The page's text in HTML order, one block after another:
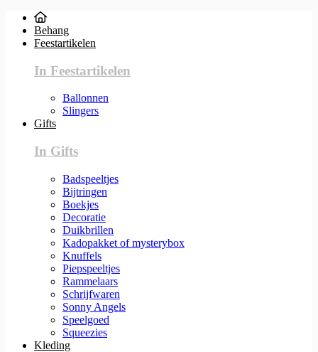
Behang
Feestartikelen
In Feestartikelen
Ballonnen
Slingers
Gifts
In Gifts
Badspeeltjes
Bijtringen
Boekjes
Decoratie
Duikbrillen
Kadopakket of mysterybox
Knuffels
Piepspeeltjes
Rammelaars
Schrijfwaren
Sonny Angels
Speelgoed
Squeezies
Kleding